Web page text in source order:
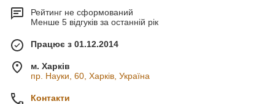
Рейтинг не сформований
Менше 5 відгуків за останній рік
Працює з 01.12.2014
м. Харків
пр. Науки, 60, Харків, Україна
Контакти